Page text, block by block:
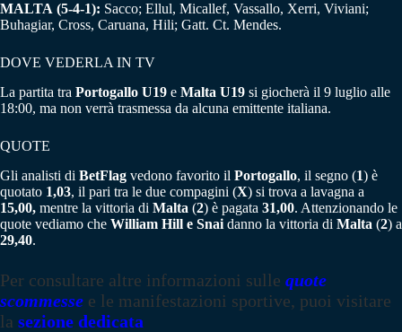
MALTA (5-4-1): Sacco; Ellul, Micallef, Vassallo, Xerri, Viviani;
Buhagiar, Cross, Caruana, Hili; Gatt. Ct. Mendes.
DOVE VEDERLA IN TV
La partita tra Portogallo U19 e Malta U19 si giocherà il 9 luglio alle
18:00, ma non verrà trasmessa da alcuna emittente italiana.
QUOTE
Gli analisti di BetFlag vedono favorito il Portogallo, il segno (1) è
quotato 1,03, il pari tra le due compagini (X) si trova a lavagna a
15,00, mentre la vittoria di Malta (2) è pagata 31,00. Attenzionando le
quote vediamo che William Hill e Snai danno la vittoria di Malta (2) a
29,40.
Per consultare altre informazioni sulle quote
scommesse e le manifestazioni sportive, puoi visitare
la sezione dedicata